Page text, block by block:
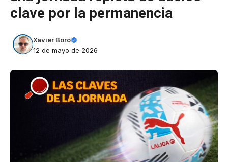
clave por la permanencia
Xavier Boró
12 de mayo de 2026